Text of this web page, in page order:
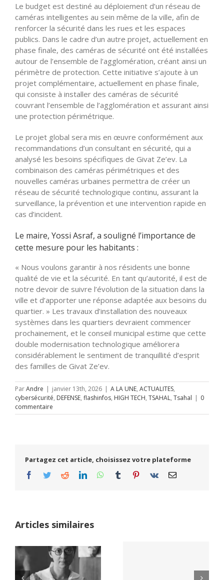
Le budget est destiné au déploiement d’un réseau de
caméras intelligentes au sein même de la ville, afin de
renforcer la sécurité dans les rues et les espaces
publics. Dans le cadre d’un autre projet, actuellement en
phase finale, des caméras de sécurité ont été installées
autour de l’ensemble de l’agglomération, créant ainsi un
périmètre de protection. Cette initiative s’ajoute à un
projet complémentaire, actuellement en phase finale,
qui consiste à installer des caméras de sécurité
couvrant l’ensemble de l’agglomération et assurant ainsi
une protection périmétrique.
Le projet global sera mis en œuvre conformément aux
recommandations d’un consultant en sécurité, qui a
analysé les besoins spécifiques de Givat Ze’ev. La
combinaison des caméras périmétriques et des
nouvelles caméras urbaines permettra de créer un
réseau de sécurité technologique continu, assurant la
surveillance, la prévention et une intervention rapide en
cas d’incident.
Le maire, Yossi Asraf, a souligné l’importance de
cette mesure pour les habitants :
« Nous voulons garantir à nos résidents une bonne
qualité de vie et la sécurité. En tant qu’autorité, il est de
notre devoir de suivre l’évolution de la situation dans la
ville et d’apporter une réponse adaptée aux besoins du
quartier. » Les travaux d’installation des nouveaux
systèmes dans les quartiers devraient commencer
prochainement, et le conseil municipal estime que cette
double modernisation technologique améliorera
considérablement le sentiment de tranquillité d’esprit
des familles de Givat Ze’ev.
ParAndre | janvier 13th, 2026 | A LA UNE, ACTUALITES,
cybersécurité, DEFENSE, flashinfos, HIGH TECH, TSAHAL, Tsahal | 0
commentaire
Partagez cet article, choisissez votre plateforme
Facebook
TwitterRedditLinkedInWhatsApp
Tumblr Pinterest
Vk Email
Articles similaires